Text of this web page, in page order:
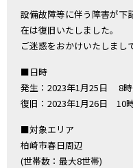
設備故障等に伴う障害が下
在は復旧いたしました。
ご迷惑をおかけいたしまし
■日時
発生：2023年1月25日 8
復旧：2023年1月26日 10
■対象エリア
柏崎市春日周辺
(世帯数：最大8世帯)